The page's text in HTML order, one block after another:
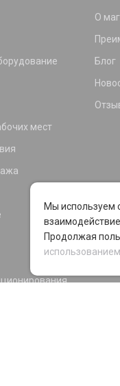
мест
О
Блог
Мы используем
Продолжая